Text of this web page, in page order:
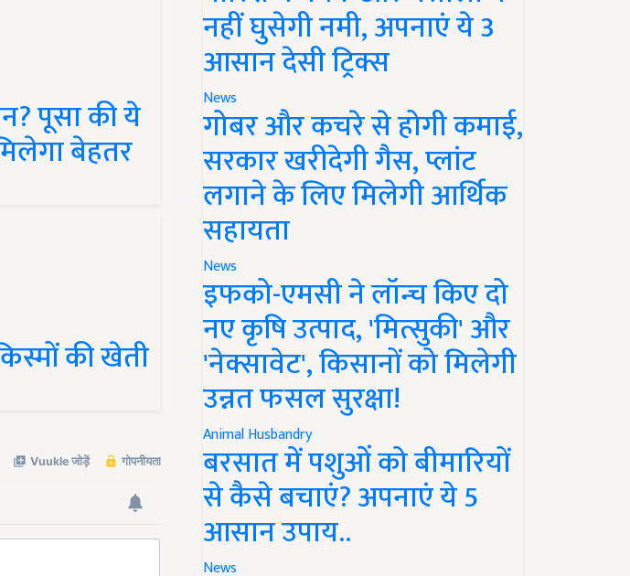
पूसा की ये
बेहतर
की खेती
नहीं घुसेगी नमी, अपनाएं ये 3
आसान देसी ट्रिक्स
News
गोबर और कचरे से होगी कमाई,
सरकार खरीदेगी गैस, प्लांट
लगाने के लिए मिलेगी आर्थिक
सहायता
News
इफको-एमसी ने लॉन्च किए दो
नए कृषि उत्पाद, 'मित्सुकी' और
'नेक्सावेट', किसानों को मिलेगी
उन्नत फसल सुरक्षा!
Animal Husbandry
बरसात में पशुओं को बीमारियों
से कैसे बचाएं? अपनाएं ये 5
आसान उपाय..
News